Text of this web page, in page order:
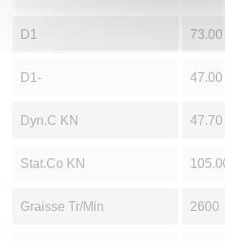
D1 73.00
D1- 47.00
Dyn.C KN 47.70
Stat.Co KN
Graisse Tr/min 2600